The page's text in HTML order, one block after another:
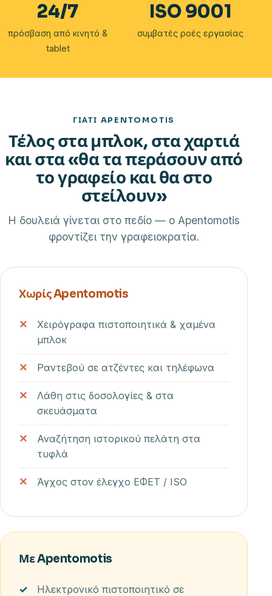
24/7
πρόσβαση από κινητό &
tablet
ISO 9001
συμβατές ροές εργασίας
ΓΙΑΤΊ APENTOMOTIS
Τέλος στα μπλοκ, στα χαρτιά
και στα «θα τα περάσουν από
το γραφείο και θα στο
στείλουν»
Η δουλειά γίνεται στο πεδίο — ο Apentomotis
φροντίζει την γραφειοκρατία.
Χωρίς Apentomotis
Χειρόγραφα πιστοποιητικά & χαμένα
μπλοκ
Ραντεβού σε ατζέντες και τηλέφωνα
Λάθη στις δοσολογίες & στα
σκευάσματα
Αναζήτηση ιστορικού πελάτη στα
τυφλά
Άγχος στον έλεγχο ΕΦΕΤ / ISO
Με Apentomotis
Ηλεκτρονικό πιστοποιητικό σε